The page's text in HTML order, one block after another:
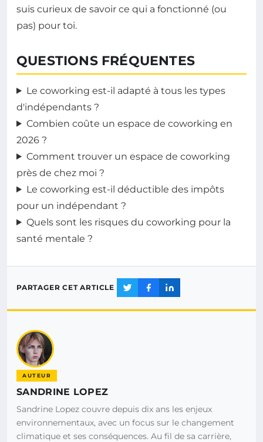
suis curieux de savoir ce qui a fonctionné (ou
pas) pour toi.
QUESTIONS FRÉQUENTES
Le coworking est-il adapté à tous les types
d'indépendants ?
Combien coûte un espace de coworking en
2026 ?
Comment trouver un espace de coworking
près de chez moi ?
Le coworking est-il déductible des impôts
pour un indépendant ?
Quels sont les risques du coworking pour la
santé mentale ?
PARTAGER CET ARTICLE
AUTEUR
SANDRINE LOPEZ
Sandrine Lopez couvre depuis dix ans les enjeux
environnementaux, avec un focus sur le changement
climatique et ses conséquences. Au fil de sa carrière,